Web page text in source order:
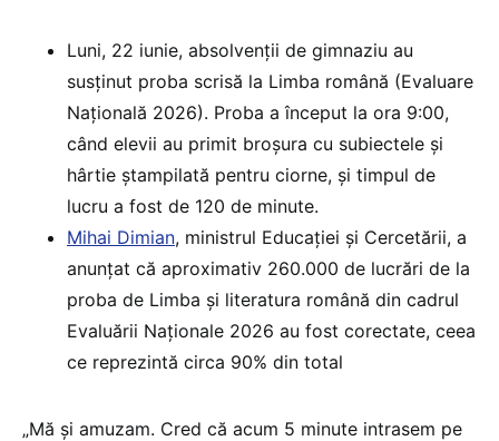
Luni, 22 iunie, absolvenții de gimnaziu au
susținut proba scrisă la Limba română (Evaluare
Națională 2026). Proba a început la ora 9:00,
când elevii au primit broșura cu subiectele și
hârtie ștampilată pentru ciorne, și timpul de
lucru a fost de 120 de minute.
Mihai Dimian, ministrul Educației și Cercetării, a
anunțat că aproximativ 260.000 de lucrări de la
proba de Limba și literatura română din cadrul
Evaluării Naționale 2026 au fost corectate, ceea
ce reprezintă circa 90% din total
„Mă și amuzam. Cred că acum 5 minute intrasem pe